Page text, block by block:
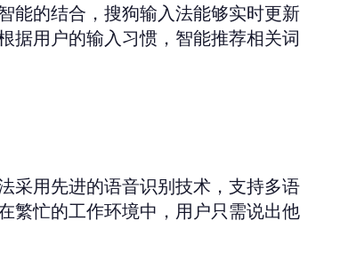
能的结合，搜狗输入法能够实时更新
据用户的输入习惯，智能推荐相关词
采用先进的语音识别技术，支持多语
繁忙的工作环境中，用户只需说出他